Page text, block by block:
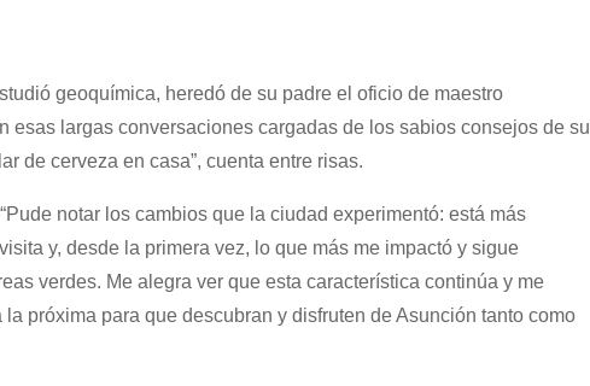
geoquímica, heredó de su padre el oficio de maestro
esas largas conversaciones cargadas de los sabios consejos de su
de cerveza en casa”, cuenta entre risas.
notar los cambios que la ciudad experimentó: está más
y, desde la primera vez, lo que más me impactó y sigue
verdes. Me alegra ver que esta característica continúa y me
próxima para que descubran y disfruten de Asunción tanto como